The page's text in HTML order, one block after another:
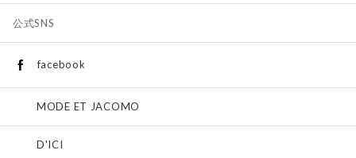
公式SNS
facebook
MODE ET JACOMO
D'ICI